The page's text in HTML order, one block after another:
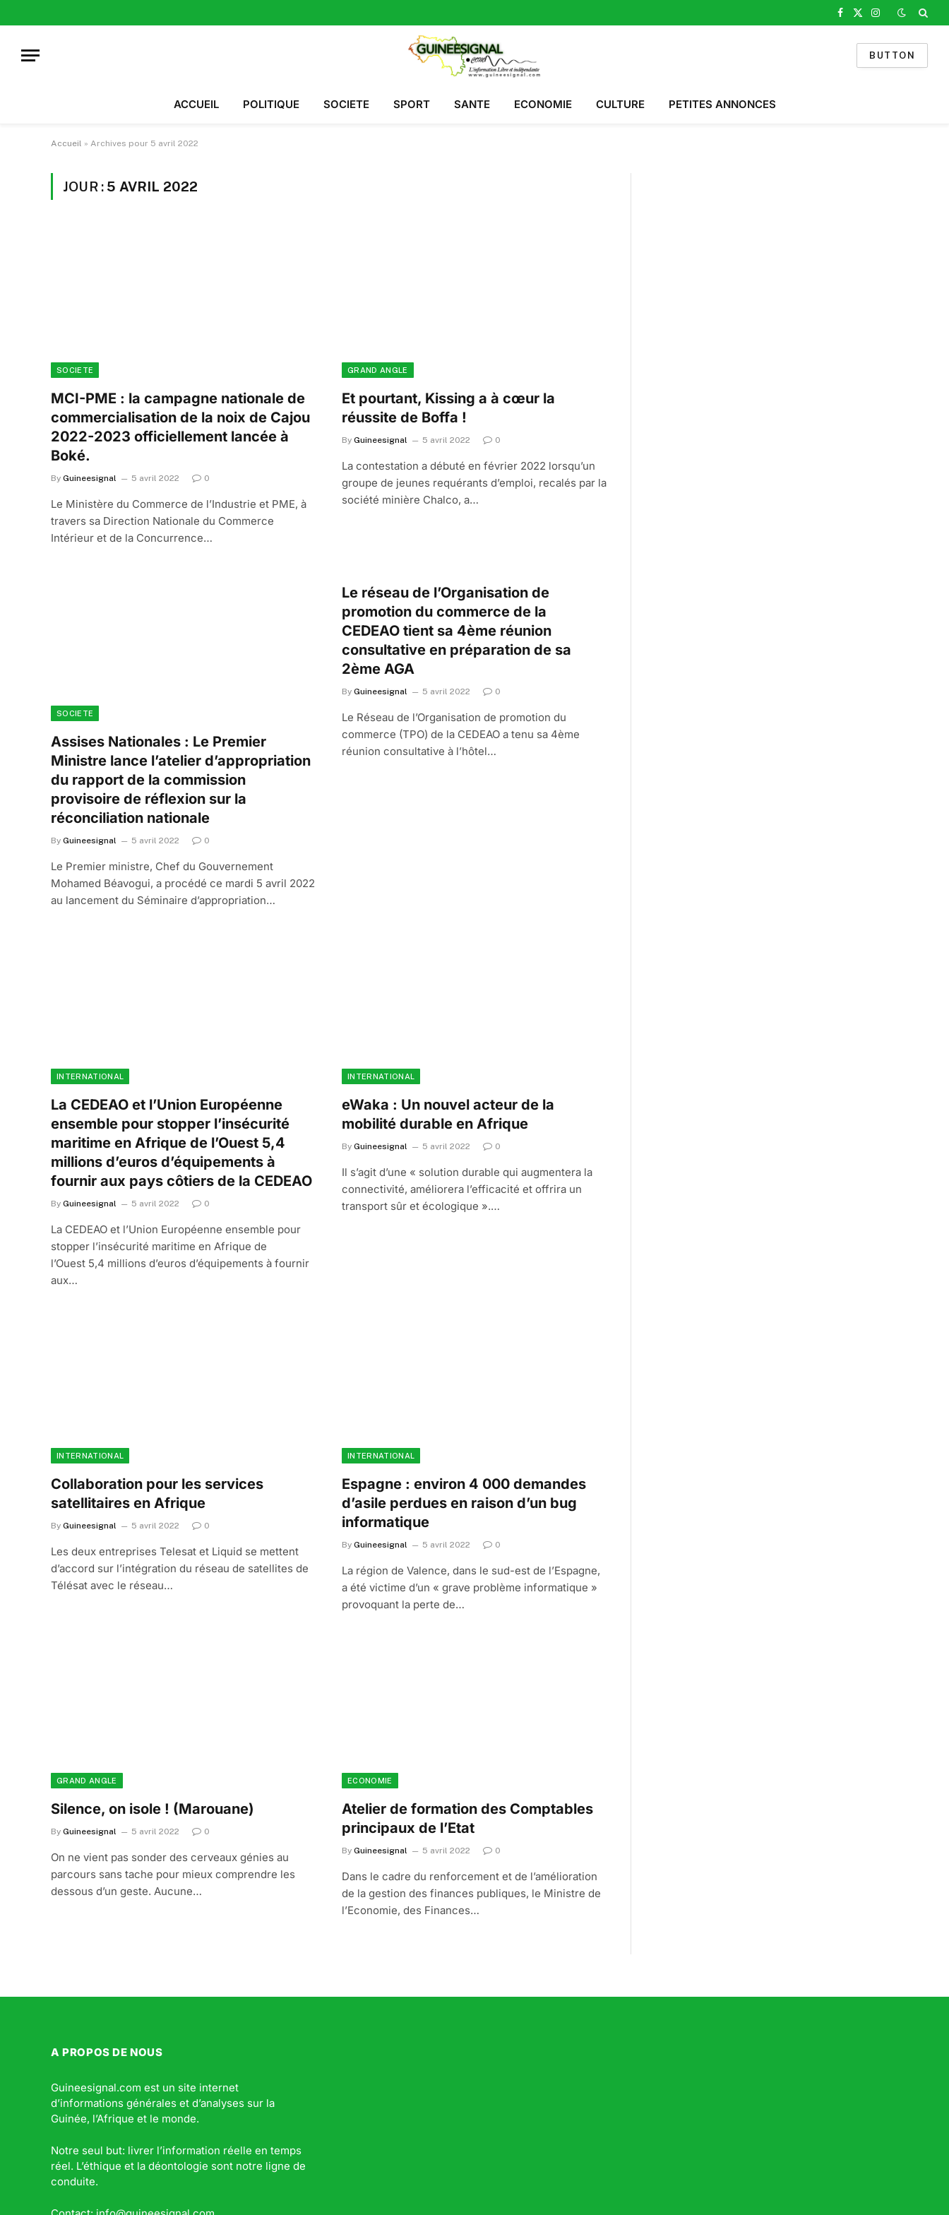
Facebook
X
Instagram
BUTTON
ACCUEIL POLITIQUE SOCIETE SPORT SANTE ECONOMIE CULTURE PETITES ANNONCES
Accueil » Archives pour 5 avril 2022
JOUR : 5 AVRIL 2022
SOCIETE
MCI-PME : la campagne nationale de
commercialisation de la noix de Cajou
2022-2023 officiellement lancée à
Boké.
By Guineesignal 5 avril 2022 0
Le Ministère du Commerce de l’Industrie et PME, à
travers sa Direction Nationale du Commerce
Intérieur et de la Concurrence…
GRAND ANGLE
Et pourtant, Kissing a à cœur la
réussite de Boffa !
By Guineesignal 5 avril 2022 0
La contestation a débuté en février 2022 lorsqu’un
groupe de jeunes requérants d’emploi, recalés par la
société minière Chalco, a…
SOCIETE
Assises Nationales : Le Premier
Ministre lance l’atelier d’appropriation
du rapport de la commission
provisoire de réflexion sur la
réconciliation nationale
By Guineesignal 5 avril 2022 0
Le Premier ministre, Chef du Gouvernement
Mohamed Béavogui, a procédé ce mardi 5 avril 2022
au lancement du Séminaire d’appropriation…
Le réseau de l’Organisation de
promotion du commerce de la
CEDEAO tient sa 4ème réunion
consultative en préparation de sa
2ème AGA
By Guineesignal 5 avril 2022 0
Le Réseau de l’Organisation de promotion du
commerce (TPO) de la CEDEAO a tenu sa 4ème
réunion consultative à l’hôtel…
INTERNATIONAL
La CEDEAO et l’Union Européenne
ensemble pour stopper l’insécurité
maritime en Afrique de l’Ouest 5,4
millions d’euros d’équipements à
fournir aux pays côtiers de la CEDEAO
By Guineesignal 5 avril 2022 0
La CEDEAO et l’Union Européenne ensemble pour
stopper l’insécurité maritime en Afrique de
l’Ouest 5,4 millions d’euros d’équipements à fournir
aux…
INTERNATIONAL
eWaka : Un nouvel acteur de la
mobilité durable en Afrique
By Guineesignal 5 avril 2022 0
Il s’agit d’une « solution durable qui augmentera la
connectivité, améliorera l’efficacité et offrira un
transport sûr et écologique ».…
INTERNATIONAL
Collaboration pour les services
satellitaires en Afrique
By Guineesignal 5 avril 2022 0
Les deux entreprises Telesat et Liquid se mettent
d’accord sur l’intégration du réseau de satellites de
Télésat avec le réseau…
INTERNATIONAL
Espagne : environ 4 000 demandes
d’asile perdues en raison d’un bug
informatique
By Guineesignal 5 avril 2022 0
La région de Valence, dans le sud-est de l’Espagne,
a été victime d’un « grave problème informatique »
provoquant la perte de…
GRAND ANGLE
Silence, on isole ! (Marouane)
By Guineesignal 5 avril 2022 0
On ne vient pas sonder des cerveaux génies au
parcours sans tache pour mieux comprendre les
dessous d’un geste. Aucune…
ECONOMIE
Atelier de formation des Comptables
principaux de l’Etat
By Guineesignal 5 avril 2022 0
Dans le cadre du renforcement et de l’amélioration
de la gestion des finances publiques, le Ministre de
l’Economie, des Finances…
A PROPOS DE NOUS
Guineesignal.com est un site internet
d’informations générales et d’analyses sur la
Guinée, l’Afrique et le monde.
Notre seul but: livrer l’information réelle en temps
réel. L’éthique et la déontologie sont notre ligne de
conduite.